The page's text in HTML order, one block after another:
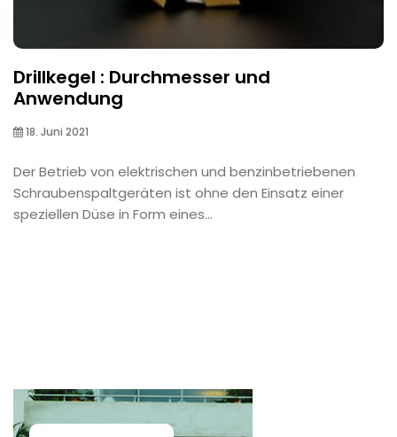
Drillkegel : Durchmesser und
Anwendung
18. Juni 2021
Der Betrieb von elektrischen und benzinbetriebenen
Schraubenspaltgeräten ist ohne den Einsatz einer
speziellen Düse in Form eines...